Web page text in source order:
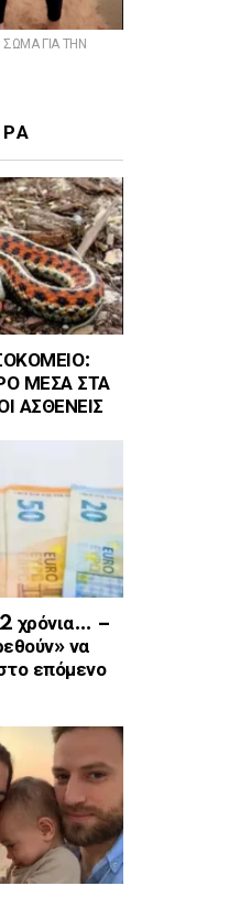
ΓΙΑ ΤΗΝ
ΜΕΣΑ ΣΤΑ
ΑΣΘΕΝΕΙΣ
χρόνια… –
να
επόμενο